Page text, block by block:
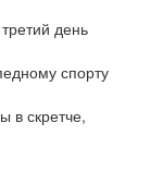
день
спорту
в скретче,